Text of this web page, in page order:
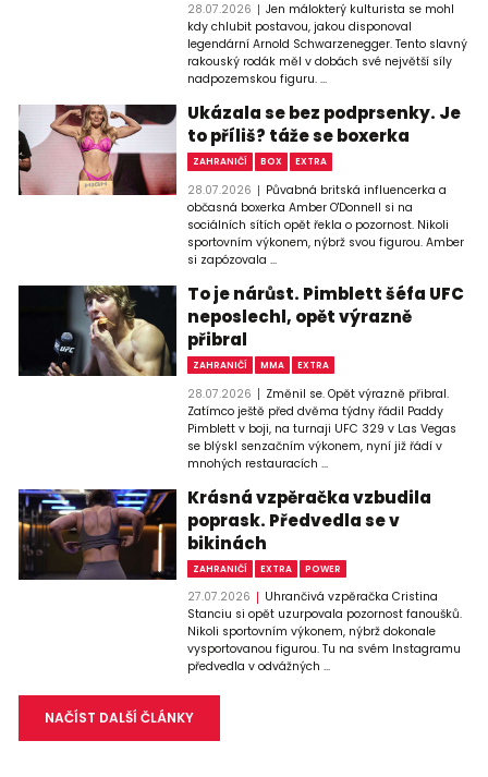
28.07.2026
Jen málokterý kulturista se mohl
kdy chlubit postavou, jakou disponoval
legendární Arnold Schwarzenegger. Tento slavný
rakouský rodák měl v dobách své největší síly
nadpozemskou figuru. ...
Ukázala se bez podprsenky. Je
to příliš? táže se boxerka
ZAHRANIČÍ BOX EXTRA
28.07.2026
Půvabná britská influencerka a
občasná boxerka Amber O'Donnell si na
sociálních sítích opět řekla o pozornost. Nikoli
sportovním výkonem, nýbrž svou figurou. Amber
si zapózovala ...
To je nárůst. Pimblett šéfa UFC
neposlechl, opět výrazně
přibral
ZAHRANIČÍ MMA EXTRA
28.07.2026
Změnil se. Opět výrazně přibral.
Zatímco ještě před dvěma týdny řádil Paddy
Pimblett v boji, na turnaji UFC 329 v Las Vegas
se blýskl senzačním výkonem, nyní již řádí v
mnohých restauracích ...
Krásná vzpěračka vzbudila
poprask. Předvedla se v
bikinách
ZAHRANIČÍ EXTRA POWER
27.07.2026
Uhrančivá vzpěračka Cristina
Stanciu si opět uzurpovala pozornost fanoušků.
Nikoli sportovním výkonem, nýbrž dokonale
vysportovanou figurou. Tu na svém Instagramu
předvedla v odvážných ...
NAČÍST DALŠÍ ČLÁNKY